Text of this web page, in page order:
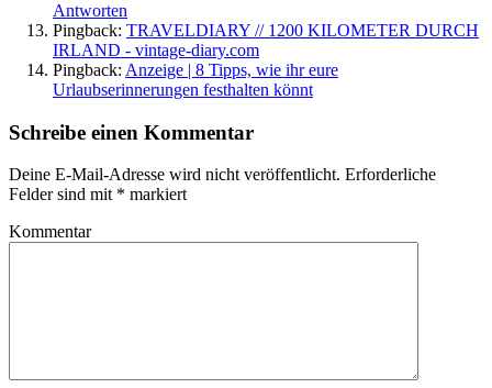
Antworten
Pingback: TRAVELDIARY // 1200 KILOMETER DURCH
IRLAND - vintage-diary.com
Pingback: Anzeige | 8 Tipps, wie ihr eure
Urlaubserinnerungen festhalten könnt
Schreibe einen Kommentar
Deine E-Mail-Adresse wird nicht veröffentlicht. Erforderliche
Felder sind mit * markiert
Kommentar